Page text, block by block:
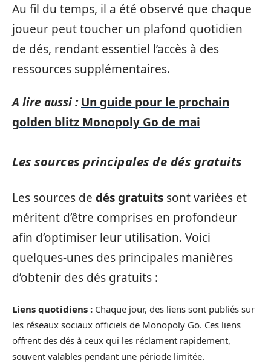
Au fil du temps, il a été observé que chaque
joueur peut toucher un plafond quotidien
de dés, rendant essentiel l’accès à des
ressources supplémentaires.
A lire aussi : Un guide pour le prochain
golden blitz Monopoly Go de mai
Les sources principales de dés gratuits
Les sources de dés gratuits sont variées et
méritent d’être comprises en profondeur
afin d’optimiser leur utilisation. Voici
quelques-unes des principales manières
d’obtenir des dés gratuits :
Liens quotidiens : Chaque jour, des liens sont publiés sur
les réseaux sociaux officiels de Monopoly Go. Ces liens
offrent des dés à ceux qui les réclament rapidement,
souvent valables pendant une période limitée.